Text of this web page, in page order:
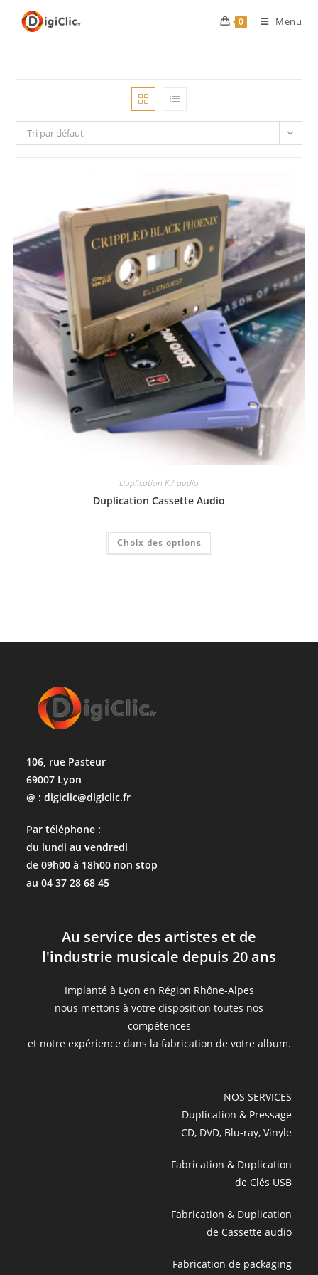
0 Menu
Tri par défaut
Duplication K7 audio
Duplication Cassette Audio
Choix des options
106, rue Pasteur
69007 Lyon
@ : digiclic@digiclic.fr
Par téléphone :
du lundi au vendredi
de 09h00 à 18h00 non stop
au 04 37 28 68 45
Au service des artistes et de
l'industrie musicale depuis 20 ans
Implanté à Lyon en Région Rhône-Alpes
nous mettons à votre disposition toutes nos
compétences
et notre expérience dans la fabrication de votre album.
NOS SERVICES
Duplication & Pressage
CD, DVD, Blu-ray, Vinyle
Fabrication & Duplication
de Clés USB
Fabrication & Duplication
de Cassette audio
Fabrication de packaging